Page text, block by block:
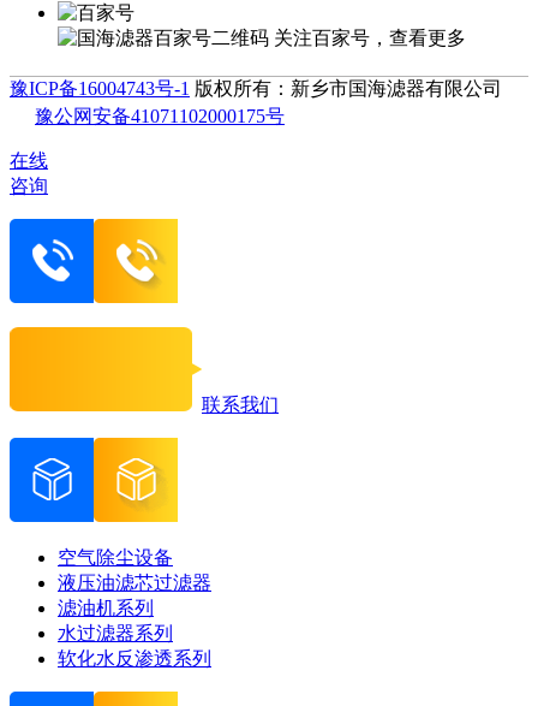
关注百家号，查看更多
豫ICP备16004743号-1 版权所有：新乡市国海滤器有限公司
豫公网安备41071102000175号
在线
咨询
联系我们
空气除尘设备
液压油滤芯过滤器
滤油机系列
水过滤器系列
软化水反渗透系列